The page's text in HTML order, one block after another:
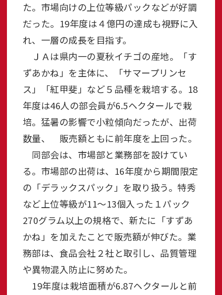
た。市場向けの上位等級パックなどが好調
だった。19年度は４億円の達成も視野に入
れ、一層の成長を目指す。
ＪＡは県内一の夏秋イチゴの産地。「す
ずあかね」を主体に、「サマープリンセ
ス」「紅甲斐」など５品種を栽培する。18
年度は46人の部会員が6.5ヘクタールで栽
培。猛暑の影響で小粒傾向だったが、出荷
数量、 販売額ともに前年度を上回った。
同部会は、市場部と業務部を設けてい
る。市場部の出荷は、16年度から期間限定
の「デラックスパック」を取り扱う。特秀
など上位等級が11～13個入った１パック
270グラム以上の規格で、新たに「すずあ
かね」を加えたことで販売額が伸びた。業
務部は、食品会社２社と取引し、品質管理
や異物混入防止に努めた。
19年度は栽培面積が6.87ヘクタールと前